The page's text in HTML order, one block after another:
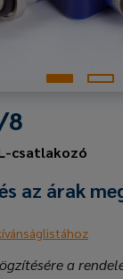
8
csatlakozó
az árak
a